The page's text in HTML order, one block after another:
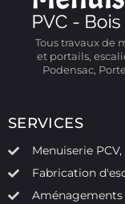
Tous travaux de
et portails,
Podensac,
SERVICES
Menuiserie
Fabrication